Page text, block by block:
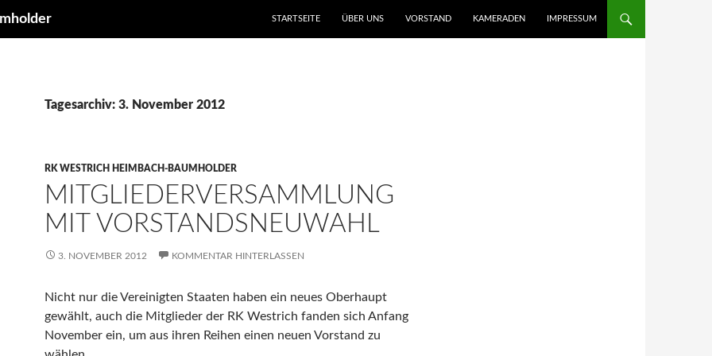
STARTSEITE ÜBER UNS VORSTAND KAMERADEN IMPRESSUM
Tagesarchiv: 3. November 2012
RK WESTRICH HEIMBACH-BAUMHOLDER
MITGLIEDERVERSAMMLUNG
MIT VORSTANDSNEUWAHL
3. NOVEMBER 2012 KOMMENTAR HINTERLASSEN
Nicht nur die Vereinigten Staaten haben ein neues Oberhaupt
gewählt, auch die Mitglieder der RK Westrich fanden sich Anfang
November ein, um aus ihren Reihen einen neuen Vorstand zu